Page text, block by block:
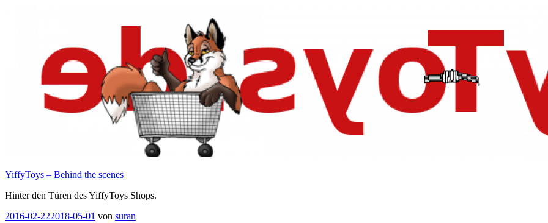
YiffyToys – Behind the scenes
Hinter den Türen des YiffyToys Shops.
Veröffentlicht
2016-02-222018-05-01 von suran